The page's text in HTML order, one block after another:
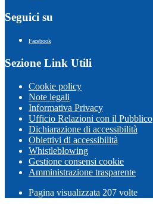
Seguici su
Facebook
Sezione Link Utili
Cookie policy
Note legali
Informativa Privacy
Ufficio Relazioni con il Pubblico
Dichiarazione di accessibilità
Obiettivi di accessibilità
Whistleblowing
Gestione consensi cookie
Amministrazione trasparente
Pagina visualizzata 207 volte